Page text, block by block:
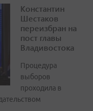
Константин
Шестаков
переизбран на
пост главы
Владивостока
Процедура
выборов
проходила в